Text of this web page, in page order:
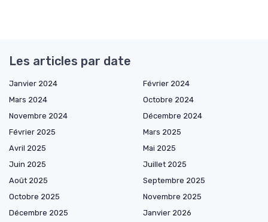
Les articles par date
Janvier 2024
Février 2024
Mars 2024
Octobre 2024
Novembre 2024
Décembre 2024
Février 2025
Mars 2025
Avril 2025
Mai 2025
Juin 2025
Juillet 2025
Août 2025
Septembre 2025
Octobre 2025
Novembre 2025
Décembre 2025
Janvier 2026